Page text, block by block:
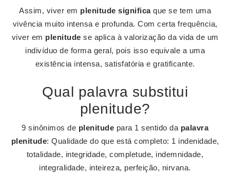
Assim, viver em plenitude significaque se tem uma
vivência muito intensa e profunda. Com certa frequência,
viver em plenitude se aplica à valorização da vida de um
indivíduo de forma geral, pois isso equivale a uma
existência intensa, satisfatória e gratificante.
Qual palavra substitui
plenitude?
9 sinônimos de plenitude para 1 sentido da palavra
plenitude: Qualidade do que está completo: 1 indenidade,
totalidade, integridade, completude, indemnidade,
integralidade, inteireza, perfeição, nirvana.